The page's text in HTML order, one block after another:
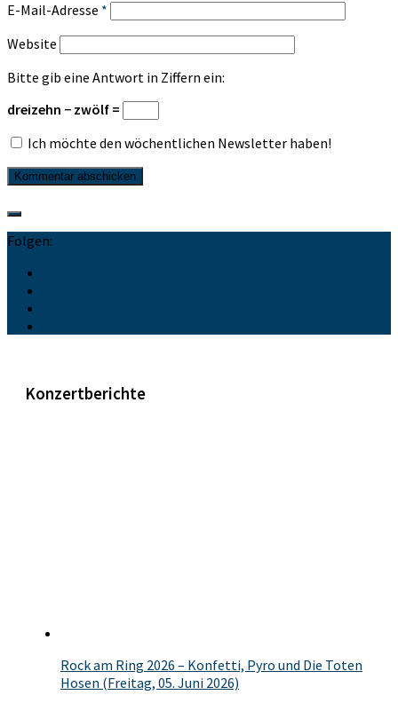
E-Mail-Adresse *
Website
Bitte gib eine Antwort in Ziffern ein:
dreizehn − zwölf =
Ich möchte den wöchentlichen Newsletter haben!
Folgen:
Konzertberichte
Rock am Ring 2026 – Konfetti, Pyro und Die Toten
Hosen (Freitag, 05. Juni 2026)